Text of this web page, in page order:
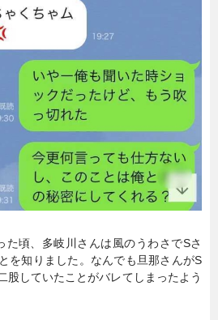
頃、多岐川さんは風のうわさでSさ
を知りました。なんでも旦那さんがS
股していたことがバレてしまったよう